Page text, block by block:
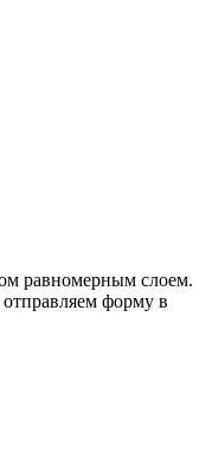
равномерным слоем.
отправляем форму в